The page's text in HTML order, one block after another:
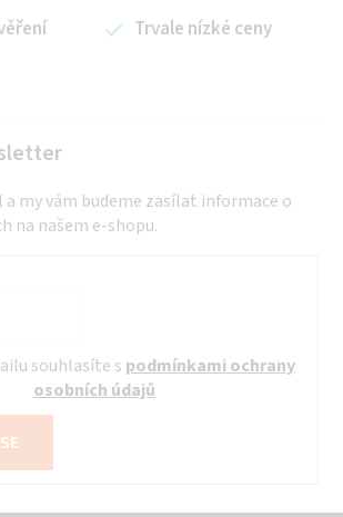
i
s
Trvale nízké ceny
my vám budeme zasílat informace o
na našem e-shopu.
souhlasíte s podmínkami ochrany
osobních údajů